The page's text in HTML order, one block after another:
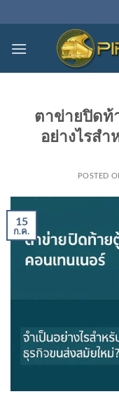
ไป
ตาข่ายปิดท้
อย่างไรส
POSTED
15
ก.ค.